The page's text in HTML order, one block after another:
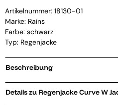
Artikelnummer: 18130-01
Marke: Rains
Farbe: schwarz
Typ: Regenjacke
Beschreibung
Details zu